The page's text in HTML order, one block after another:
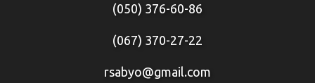
(050) 376-60-86
(067) 370-27-22
rsabyo@gmail.com